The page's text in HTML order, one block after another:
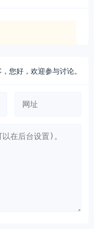
，您好，欢迎参与讨论。